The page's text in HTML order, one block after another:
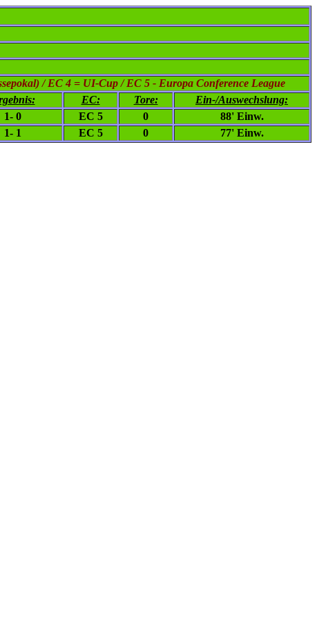
/ EC 4 = UI-Cup / EC 5 - Europa Conference League
EC: Tore:
Ein-/Auswechslung:
1- 0 EC 5 0
88' Einw.
1- 1 EC 5 0 77' Einw.